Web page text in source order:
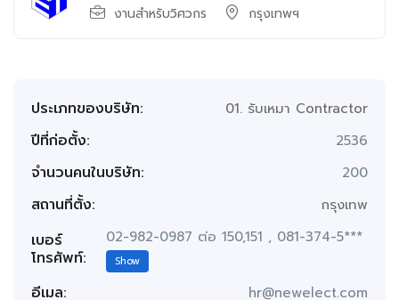
งานสำหรับวิศวกร กรุงเทพฯ
ประเภทของบริษัท: 01. รับเหมา Contractor
ปีที่ก่อตั้ง: 2536
จำนวนคนในบริษัท: 200
สถานที่ตั้ง: กรุงเทพ
เบอร์
โทรศัพท์:
02-982-0987 ต่อ 150,151 , 081-374-5***
Show
อีเมล: hr@newelect.com